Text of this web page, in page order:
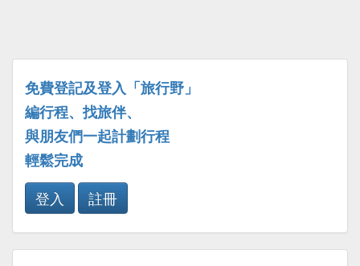
免費登記及登入「旅行野」
編行程、找旅伴、
與朋友們一起計劃行程
輕鬆完成
登入
註冊